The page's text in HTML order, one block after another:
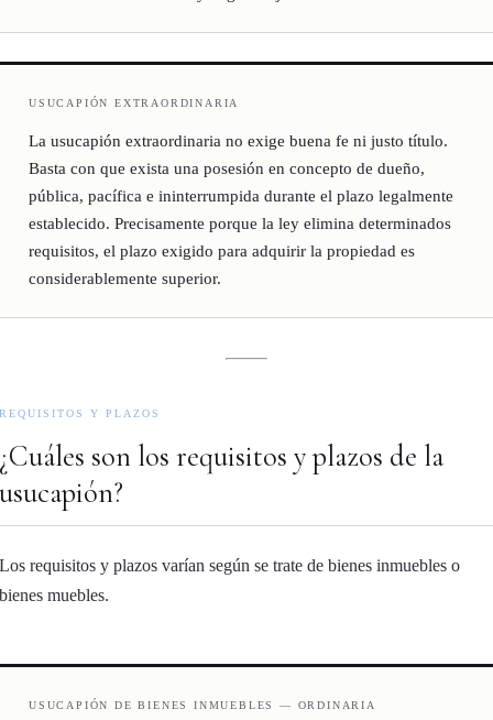
USUCAPIÓN EXTRAORDINARIA
La usucapión extraordinaria no exige buena fe ni justo título.
Basta con que exista una posesión en concepto de dueño,
pública, pacífica e ininterrumpida durante el plazo legalmente
establecido. Precisamente porque la ley elimina determinados
requisitos, el plazo exigido para adquirir la propiedad es
considerablemente superior.
Y PLAZOS
son los requisitos y plazos de la
requisitos y plazos varían según se trate de bienes inmuebles o
muebles.
USUCAPIÓN DE BIENES INMUEBLES — ORDINARIA